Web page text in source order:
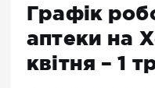
Графік
аптеки на
квітня – 1